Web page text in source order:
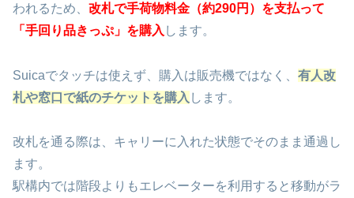
われるため、 改札で手荷物料金（約290円）を支払って
「手回り品きっぷ」を購入 します。
Suicaでタッチは使えず、購入は販売機ではなく、 有人改
札や窓口で紙のチケットを購入 します。
改札を通る際は、キャリーに入れた状態でそのまま通過し
ます。
駅構内では階段よりもエレベーターを利用すると移動がラ